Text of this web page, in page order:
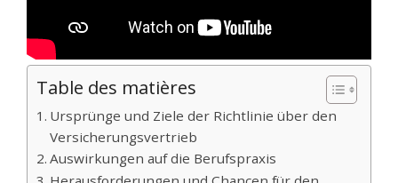
Table des matières
Ursprünge und Ziele der Richtlinie über den
Versicherungsvertrieb
Auswirkungen auf die Berufspraxis